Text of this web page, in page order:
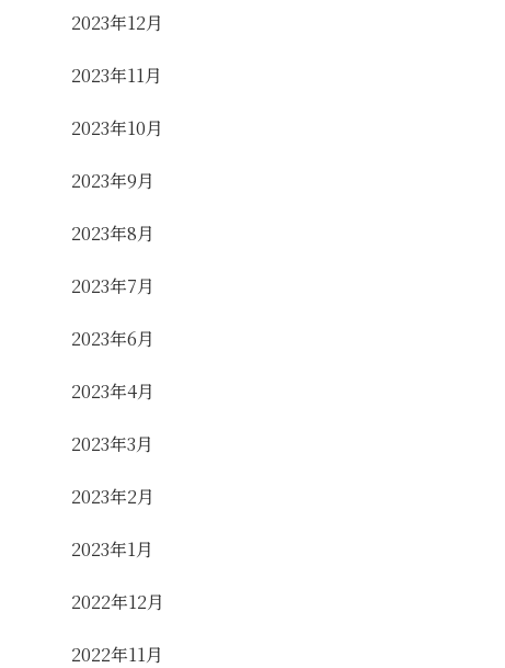
2023年12月
2023年11月
2023年10月
2023年9月
2023年8月
2023年7月
2023年6月
2023年4月
2023年3月
2023年2月
2023年1月
2022年12月
2022年11月